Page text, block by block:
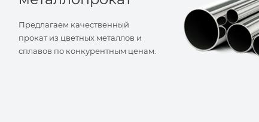
Предлагаем качественный
прокат из цветных металлов и
сплавов по конкурентным ценам.